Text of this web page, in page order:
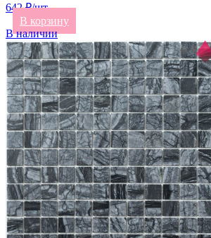
642 ₽/шт
В корзину
В наличии